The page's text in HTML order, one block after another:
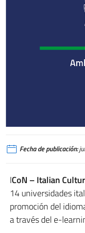
Fecha de publicación:
ICoN – Italian
14 universidades
promoción del
a través del e-